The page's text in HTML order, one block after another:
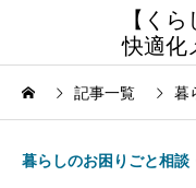
【く
快適化
記事一覧 暮
暮らしのお困りごと相談